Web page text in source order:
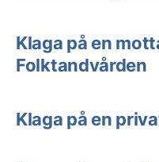
Klaga på en
Folktandvården
Klaga på en